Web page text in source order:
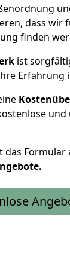
dass wir
finden
ist
Erfahrung
das